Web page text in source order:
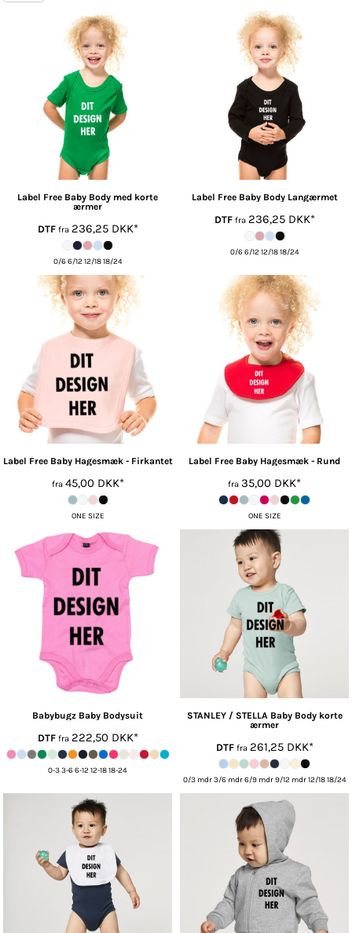
Label Free Baby Body med korte
ærmer
DTFfra 236,25 DKK*
0/6 6/12 12/18 18/24
Label Free Baby Body Langærmet
DTFfra 236,25 DKK*
0/6 6/12 12/18 18/24
Label Free Baby Hagesmæk - Firkantet
fra 45,00 DKK*
ONE SIZE
Label Free Baby Hagesmæk - Rund
fra 35,00 DKK*
ONE SIZE
Babybugz Baby Bodysuit
DTFfra 222,50 DKK*
0-3 3-6 6-12 12-18 18-24
STANLEY / STELLA Baby Body korte
ærmer
DTFfra 261,25 DKK*
0/3 mdr 3/6 mdr 6/9 mdr 9/12 mdr 12/18 18/24